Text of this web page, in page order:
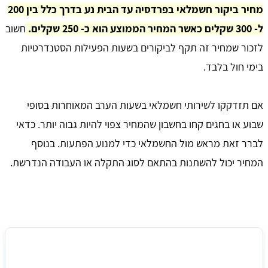
מחיר ביקור חשמלאי בפרדסיה עד הבית נע בדרך כלל בין 200
ל- 300 שקלים כאשר המחיר הממוצע הוא כ- 250 שקלים.
חשוב
לזכור שמחיר זה תקף לביקורים בשעות הפעילות הסטנדרטיות
בימי חול בלבד.
אם תזדקקו לשירותי חשמלאי בשעות הערב המאוחרות בסופי
שבוע או בחגים קחו בחשבון שהמחיר צפוי להיות גבוה יותר. כדאי
לברר זאת מראש מול החשמלאי כדי למנוע הפתעות. בנוסף
המחיר יכול להשתנות בהתאם לסוג התקלה או העבודה הנדרשת.